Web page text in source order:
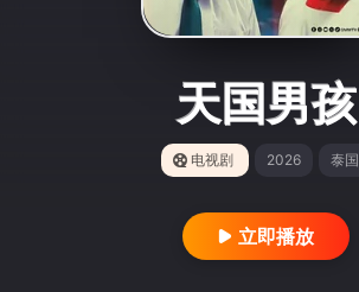
天国男孩
电视剧 2026 泰国
立即播放